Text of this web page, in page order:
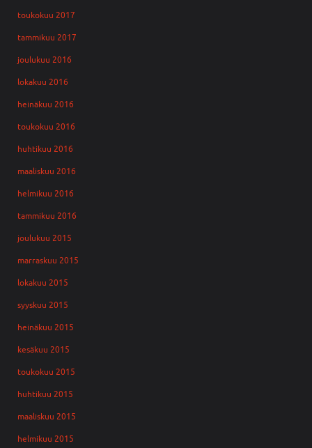
toukokuu 2017
tammikuu 2017
joulukuu 2016
lokakuu 2016
heinäkuu 2016
toukokuu 2016
huhtikuu 2016
maaliskuu 2016
helmikuu 2016
tammikuu 2016
joulukuu 2015
marraskuu 2015
lokakuu 2015
syyskuu 2015
heinäkuu 2015
kesäkuu 2015
toukokuu 2015
huhtikuu 2015
maaliskuu 2015
helmikuu 2015